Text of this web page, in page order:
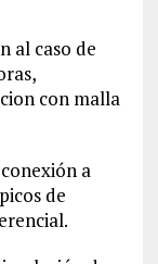
al caso de
con malla
a
de